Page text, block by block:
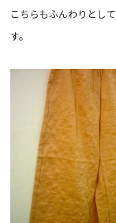
こちらもふんわりとし
す。